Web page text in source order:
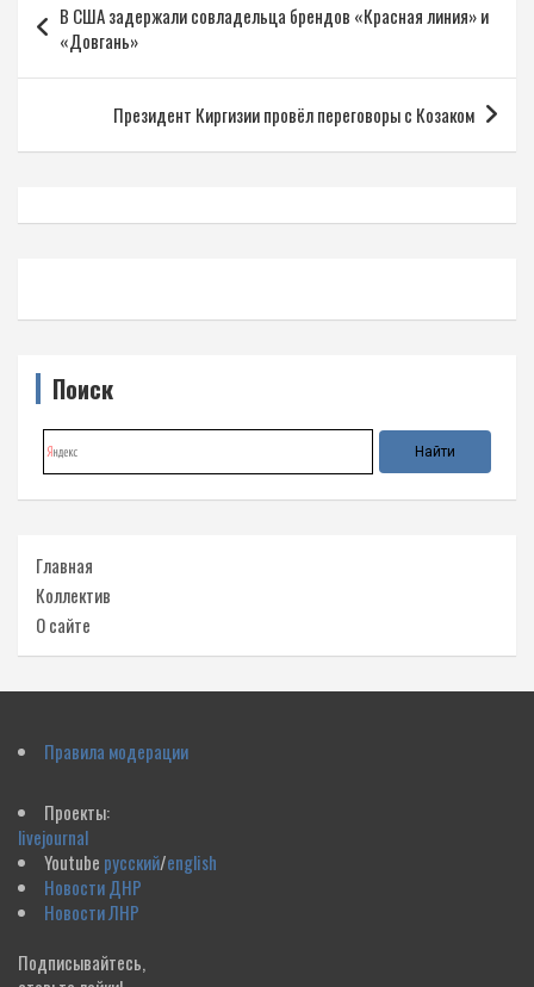
по
записям
В США задержали совладельца брендов «Красная линия» и
«Довгань»
Президент Киргизии провёл переговоры с Козаком
Поиск
Главная
Коллектив
О сайте
Правила модерации
Проекты:
livejournal
Youtube русский/english
Новости ДНР
Новости ЛНР
Подписывайтесь,